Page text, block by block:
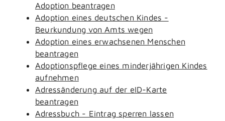
Adoption beantragen
Adoption eines deutschen Kindes -
Beurkundung von Amts wegen
Adoption eines erwachsenen Menschen
beantragen
Adoptionspflege eines minderjährigen Kindes
aufnehmen
Adressänderung auf der eID-Karte
beantragen
Adressbuch - Eintrag sperren lassen